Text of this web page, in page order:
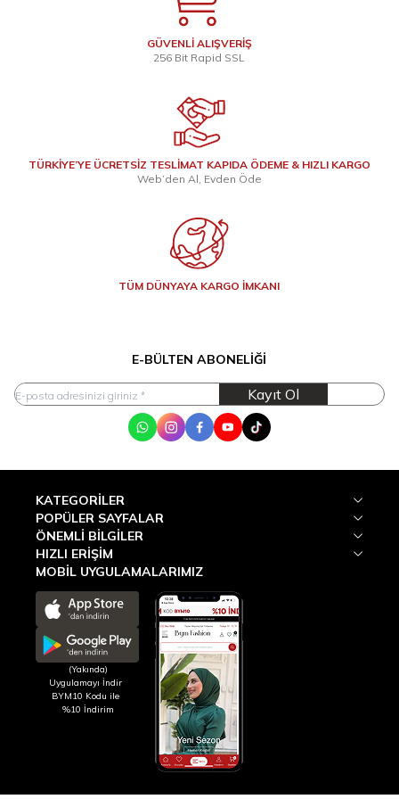
GÜVENLİ ALIŞVERİŞ
256 Bit Rapid SSL
TÜRKİYE’YE ÜCRETSİZ TESLİMAT KAPIDA ÖDEME & HIZLI KARGO
Web’den Al, Evden Öde
TÜM DÜNYAYA KARGO İMKANI
E-BÜLTEN ABONELIĞI
Kayıt Ol
WhatsApp
InstagramFacebook
YoutubeTik Tok
KATEGORILER
POPÜLER SAYFALAR
ÖNEMLI BILGILER
HIZLI ERIŞIM
MOBİL UYGULAMALARIMIZ
(Yakında)
Uygulamayı İndir
BYM10 Kodu ile
%10 İndirim